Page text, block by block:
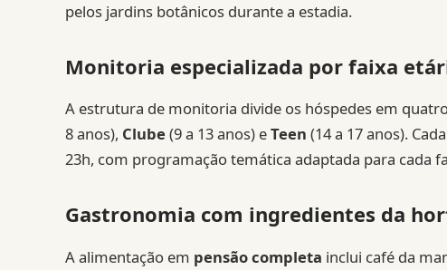
pelos jardins botânicos durante a estadia.
Monitoria especializada por faixa
A estrutura de monitoria divide os hóspedes em
8 anos), Clube (9 a 13 anos) eTeen (14 a 17 anos).
23h, com programação temática adaptada para cada
Gastronomia com ingredientes da
A alimentação em pensão completa inclui café da